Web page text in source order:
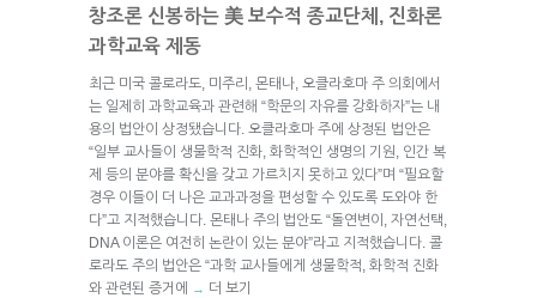
창조론 신봉하는 美 보수적 종교단체, 진화론
과학교육 제동
최근 미국 콜로라도, 미주리, 몬태나, 오클라호마 주 의회에서
는 일제히 과학교육과 관련해 “학문의 자유를 강화하자”는 내
용의 법안이 상정됐습니다. 오클라호마 주에 상정된 법안은
“일부 교사들이 생물학적 진화, 화학적인 생명의 기원, 인간 복
제 등의 분야를 확신을 갖고 가르치지 못하고 있다”며 “필요할
경우 이들이 더 나은 교과과정을 편성할 수 있도록 도와야 한
다”고 지적했습니다. 몬태나 주의 법안도 “돌연변이, 자연선택,
DNA 이론은 여전히 논란이 있는 분야”라고 지적했습니다. 콜
로라도 주의 법안은 “과학 교사들에게 생물학적, 화학적 진화
와 관련된 증거에
→ 더 보기